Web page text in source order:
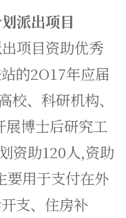
派出项目
项目资助优秀
的2O17年应届
、科研机构、
博士后研究工
资助120人,资助
要用于支付在外
支、住房补